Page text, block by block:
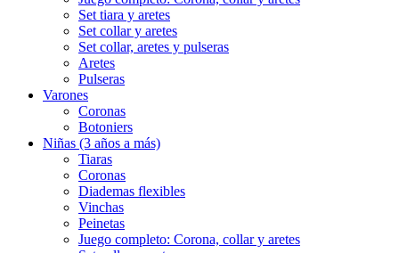
Set tiara y aretes
Set collar y aretes
Set collar, aretes y pulseras
Aretes
Pulseras
Varones
Coronas
Botoniers
Niñas (3 años a más)
Tiaras
Coronas
Diademas flexibles
Vinchas
Peinetas
Juego completo: Corona, collar y aretes